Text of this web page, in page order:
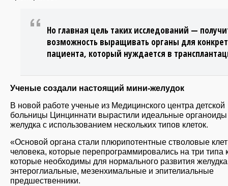
Но главная цель таких исследований —
возможность выращивать органы для
пациента, который нуждается в
Ученые создали настоящий мини-желудок
В новой работе ученые из Медицинского центра детской
больницы Цинциннати вырастили идеальные органоиды
желудка с использованием нескольких типов клеток.
«Основой органа стали плюрипотентные стволовые
человека, которые перепрограммировались на три типа
которые необходимы для нормального развития
энтероглиальные, мезенхимальные и эпителиальные
предшественники.